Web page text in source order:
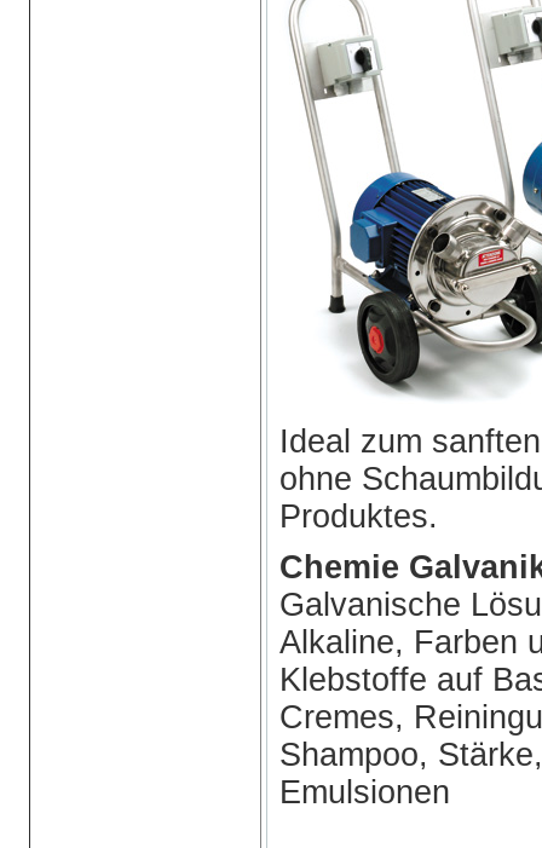
Ideal zum
ohne
Produktes.
Chemie
Galvanische
Alkaline, Farben
Klebstoffe auf
Cremes,
Shampoo,
Emulsionen